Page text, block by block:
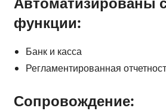
функции:
Банк и касса
Регламентированная
Сопровождение: